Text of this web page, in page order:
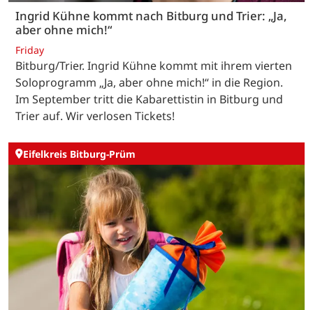
Ingrid Kühne kommt nach Bitburg und Trier: „Ja,
aber ohne mich!“
Friday
Bitburg/Trier. Ingrid Kühne kommt mit ihrem vierten
Soloprogramm „Ja, aber ohne mich!“ in die Region.
Im September tritt die Kabarettistin in Bitburg und
Trier auf. Wir verlosen Tickets!
Eifelkreis Bitburg-Prüm